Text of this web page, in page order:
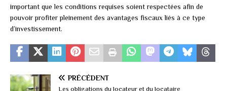
important que les conditions requises soient respectées afin de
pouvoir profiter pleinement des avantages fiscaux liés à ce type
d’investissement.
PRÉCÉDENT
Les obligations du locateur et du locataire